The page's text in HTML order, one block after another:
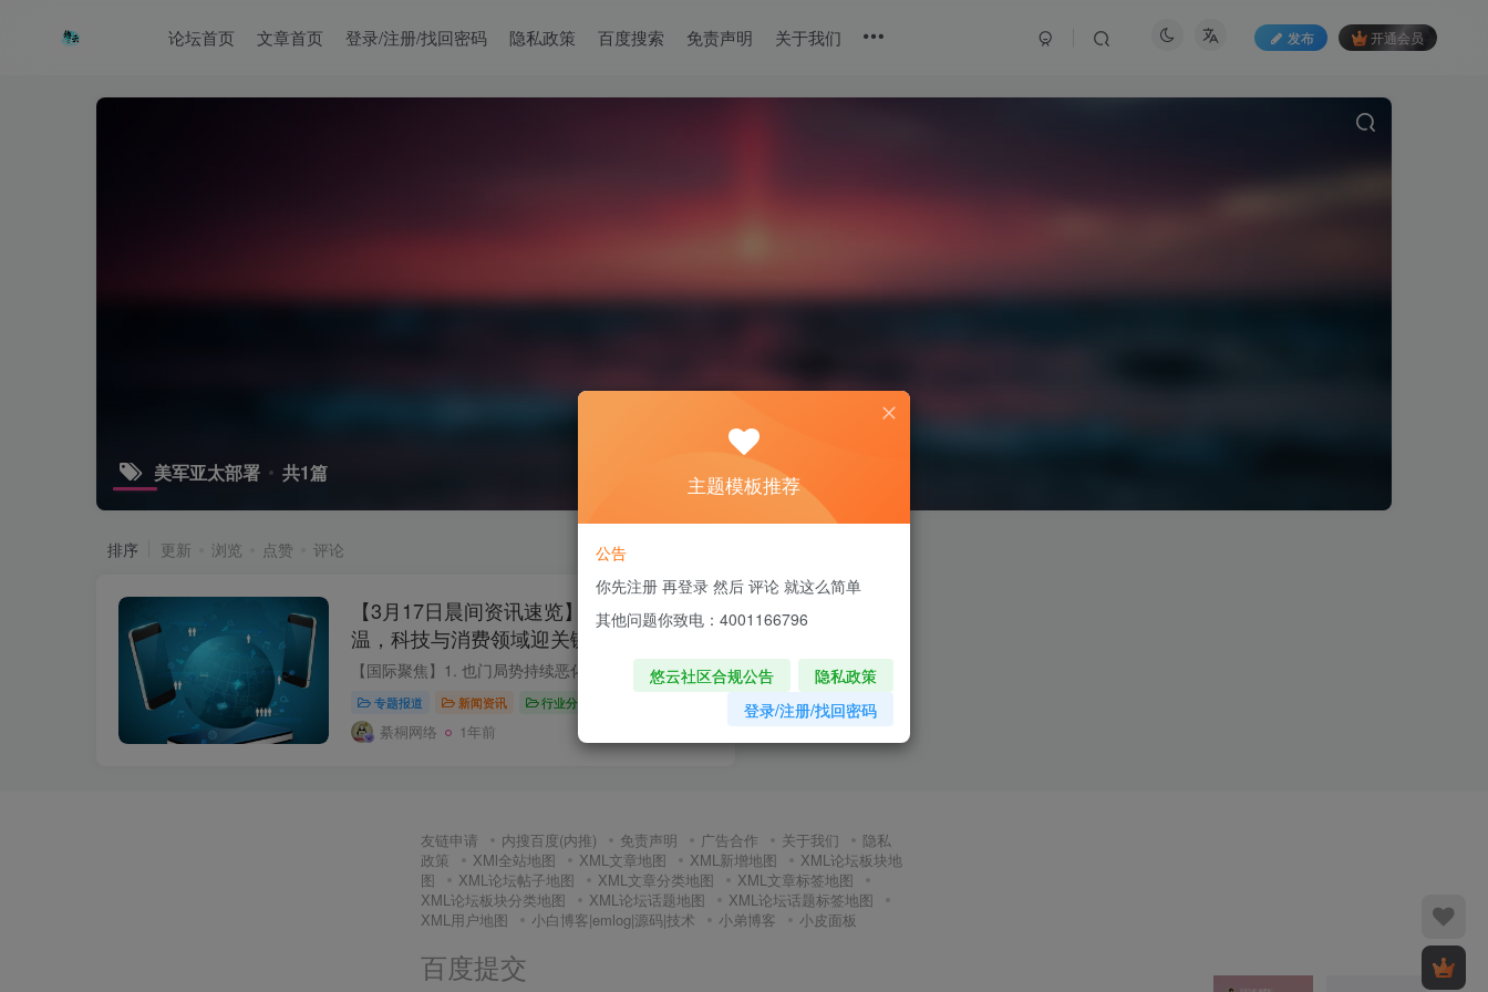
论坛首页 文章首页 登录/注册/找回密码 隐私政策 百度搜索 免责声明 关于我们 发布 开通会员
美军亚太部署 共1篇
排序 更新 浏览 点赞 评论
【3月17日晨间资讯速览】全球局势升
温，科技与消费领域迎关键动向
【国际聚焦】1. 也门局势持续恶化胡塞武装控制的卫生部门称，美军15日对也门的空袭已造成53人死亡，包括平民。美方则宣布击落11架胡塞武装无人机，否认航母遭袭。联合国秘书长古特雷斯呼吁双方...
专题报道 新闻资讯 行业分析
綦桐网络 1年前
友链申请 内搜百度(内推) 免责声明 广告合作 关于我们
隐私
政策
XMl全站地图 XML文章地图 XML新增地图
XML论坛板块地
图
XML论坛帖子地图 XML文章分类地图
XML文章标签地图
XML论坛板块分类地图
XML论坛话题地图
XML论坛话题标签地图
XML用户地图
小白博客|emlog|源码|技术 小弟博客 小皮面板
百度提交
主题模板推荐
公告
你先注册 再登录 然后 评论 就这么简单
其他问题你致电：4001166796
悠云社区合规公告
隐私政策
登录/注册/找回密码